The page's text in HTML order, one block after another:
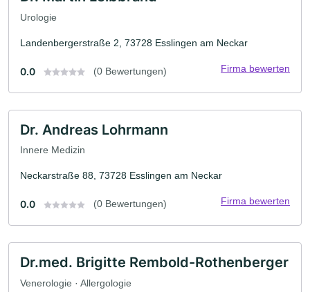
Urologie
Landenbergerstraße 2, 73728 Esslingen am Neckar
0.0 (0 Bewertungen) Firma bewerten
Dr. Andreas Lohrmann
Innere Medizin
Neckarstraße 88, 73728 Esslingen am Neckar
0.0 (0 Bewertungen) Firma bewerten
Dr.med. Brigitte Rembold-Rothenberger
Venerologie · Allergologie